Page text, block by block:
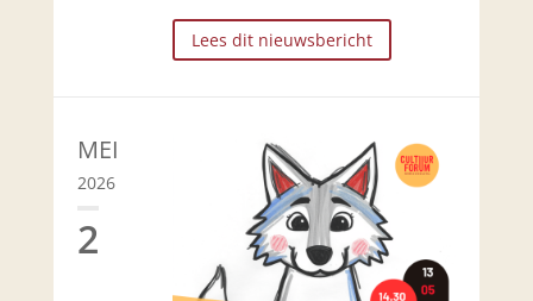
Lees dit nieuwsbericht
MEI
2026
2